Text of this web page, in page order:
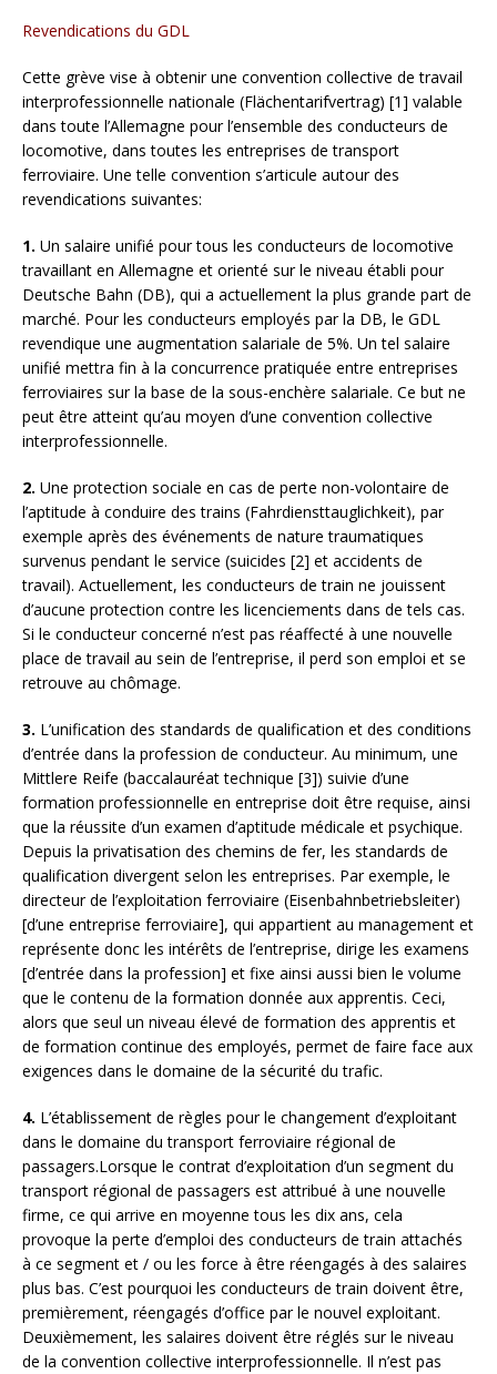
Revendications du GDL
Cette grève vise à obtenir une convention collective de travail
interprofessionnelle nationale (Flächentarifvertrag) [1] valable
dans toute l’Allemagne pour l’ensemble des conducteurs de
locomotive, dans toutes les entreprises de transport
ferroviaire. Une telle convention s’articule autour des
revendications suivantes:
1. Un salaire unifié pour tous les conducteurs de locomotive
travaillant en Allemagne et orienté sur le niveau établi pour
Deutsche Bahn (DB), qui a actuellement la plus grande part de
marché. Pour les conducteurs employés par la DB, le GDL
revendique une augmentation salariale de 5%. Un tel salaire
unifié mettra fin à la concurrence pratiquée entre entreprises
ferroviaires sur la base de la sous-enchère salariale. Ce but ne
peut être atteint qu’au moyen d’une convention collective
interprofessionnelle.
2. Une protection sociale en cas de perte non-volontaire de
l’aptitude à conduire des trains (Fahrdiensttauglichkeit), par
exemple après des événements de nature traumatiques
survenus pendant le service (suicides [2] et accidents de
travail). Actuellement, les conducteurs de train ne jouissent
d’aucune protection contre les licenciements dans de tels cas.
Si le conducteur concerné n’est pas réaffecté à une nouvelle
place de travail au sein de l’entreprise, il perd son emploi et se
retrouve au chômage.
3. L’unification des standards de qualification et des conditions
d’entrée dans la profession de conducteur. Au minimum, une
Mittlere Reife (baccalauréat technique [3]) suivie d’une
formation professionnelle en entreprise doit être requise, ainsi
que la réussite d’un examen d’aptitude médicale et psychique.
Depuis la privatisation des chemins de fer, les standards de
qualification divergent selon les entreprises. Par exemple, le
directeur de l’exploitation ferroviaire (Eisenbahnbetriebsleiter)
[d’une entreprise ferroviaire], qui appartient au management et
représente donc les intérêts de l’entreprise, dirige les examens
[d’entrée dans la profession] et fixe ainsi aussi bien le volume
que le contenu de la formation donnée aux apprentis. Ceci,
alors que seul un niveau élevé de formation des apprentis et
de formation continue des employés, permet de faire face aux
exigences dans le domaine de la sécurité du trafic.
4. L’établissement de règles pour le changement d’exploitant
dans le domaine du transport ferroviaire régional de
passagers.Lorsque le contrat d’exploitation d’un segment du
transport régional de passagers est attribué à une nouvelle
firme, ce qui arrive en moyenne tous les dix ans, cela
provoque la perte d’emploi des conducteurs de train attachés
à ce segment et / ou les force à être réengagés à des salaires
plus bas. C’est pourquoi les conducteurs de train doivent être,
premièrement, réengagés d’office par le nouvel exploitant.
Deuxièmement, les salaires doivent être réglés sur le niveau
de la convention collective interprofessionnelle. Il n’est pas